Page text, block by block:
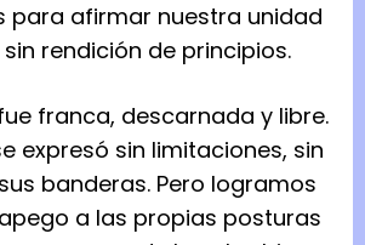
para afirmar nuestra unidad
rendición de principios.
franca, descarnada y libre.
expresó sin limitaciones, sin
banderas. Pero logramos
a las propias posturas